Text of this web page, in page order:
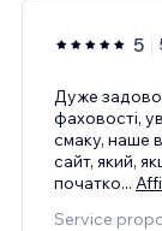
5
Дуже
фаховості,
смаку, наше
сайт, який,
початко...
Service